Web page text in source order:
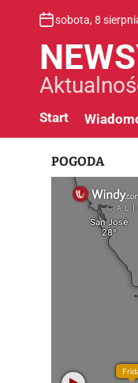
sobota, 8
Start
POGODA